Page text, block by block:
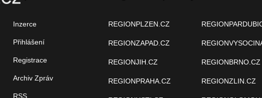
Inzerce
Přihlášení
Registrace
Archiv Zpráv
RSS
REGIONPLZEN.CZ
REGIONZAPAD.CZ
REGIONJIH.CZ
REGIONPRAHA.CZ
REGIONBRNO.CZ
REGIONZLIN.CZ